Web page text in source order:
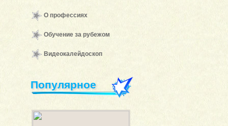
О профессиях
Обучение за рубежом
Видеокалейдоскоп
Популярное